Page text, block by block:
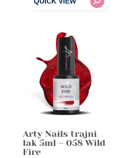
Arty Nails trajni
lak 5ml – 058 Wild
Fire